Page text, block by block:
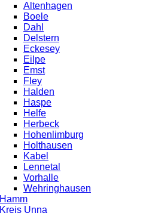
Altenhagen
Boele
Dahl
Delstern
Eckesey
Eilpe
Emst
Fley
Halden
Haspe
Helfe
Herbeck
Hohenlimburg
Holthausen
Kabel
Lennetal
Vorhalle
Wehringhausen
Hamm
Kreis Unna